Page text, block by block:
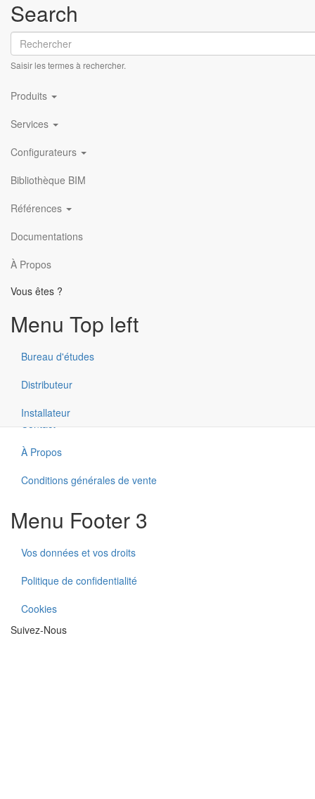
Search
Rechercher
Saisir les termes à rechercher.
Main
navigation
Produits
Services
Configurateurs
Bibliothèque BIM
Références
Documentations
À Propos
Vous êtes ?
Menu Top left
Bureau d'études
Distributeur
Installateur
Menu Footer 1
Produits
Nos services
Stockistes
Menu Footer 2
À Propos
Conditions générales de vente
Menu Footer 3
Vos données et vos droits
Politique de confidentialité
Cookies
Suivez-Nous